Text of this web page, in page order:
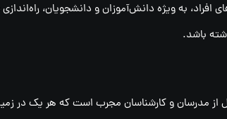
به ویژه دانش‌آموزان و دانشجویان،
باشد.
مدرسان و کارشناسان مجرب است که هر یک در